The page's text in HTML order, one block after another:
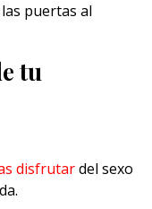
puertas al
tu
disfrutardel sexo